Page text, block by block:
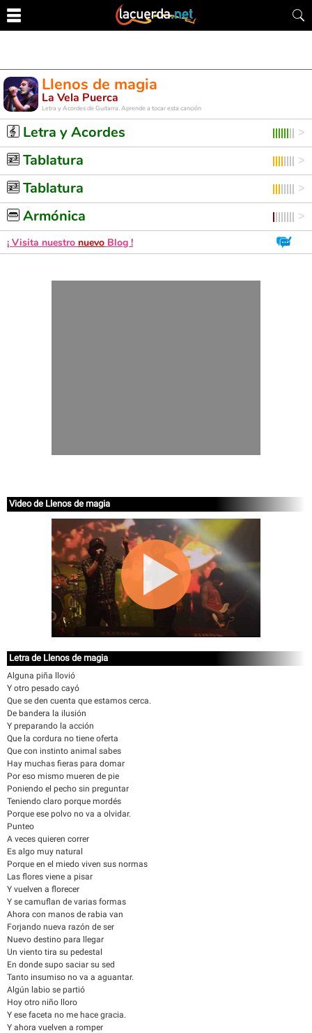
Llenos de magia
La Vela Puerca
Letra y Acordes de Guitarra. Aprende a tocar esta canción
Letra y Acordes
Tablatura
Tablatura
Armónica
¡ Visita nuestro nuevo Blog !
Video de Llenos de magia
Letra de Llenos de magia
Alguna piña llovió
Y otro pesado cayó
Que se den cuenta que estamos cerca.
De bandera la ilusión
Y preparando la acción
Que la cordura no tiene oferta
Que con instinto animal sabes
Hay muchas fieras para domar
Por eso mismo mueren de pie
Poniendo el pecho sin preguntar
Teniendo claro porque mordés
Porque ese polvo no va a olvidar.
Punteo
A veces quieren correr
Es algo muy natural
Porque en el miedo viven sus normas
Las flores viene a pisar
Y vuelven a florecer
Y se camuflan de varias formas
Ahora con manos de rabia van
Forjando nueva razón de ser
Nuevo destino para llegar
Un viento tira su pedestal
En donde supo saciar su sed
Tanto insumiso no va a aguantar.
Algún labio se partió
Hoy otro niño lloro
Y ese faceta no me hace gracia.
Y ahora vuelven a romper